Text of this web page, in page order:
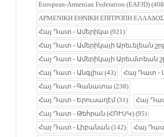
European-Armenian Federation (EAFJD)
ΑΡΜΕΝΙΚΗ ΕΘΝΙΚΗ ΕΠΙΤΡΟΠΗ ΕΛΛΑΔΟΣ
Հայ Դատ - Ամերիկա (921)
Հայ Դատ - Ամերիկայի Արեւելեան
Հայ Դատ - Ամերիկայի Արեւմտեան
Հայ Դատ - Անգլիա (43) Հայ Դատ -
Հայ Դատ - Գանատա (238)
Հայ Դատ - Երուսաղէմ(31) Հայ
Հայ Դատ - Թեհրան (ՀՈՒՍԿ) (95)
Հայ Դատ - Լիբանան (142) Հայ